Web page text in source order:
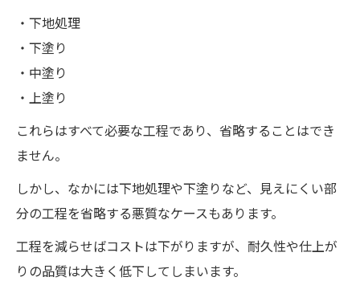
・下地処理
・下塗り
・中塗り
・上塗り
これらはすべて必要な工程であり、省略することはでき
ません。
しかし、なかには下地処理や下塗りなど、見えにくい部
分の工程を省略する悪質なケースもあります。
工程を減らせばコストは下がりますが、耐久性や仕上が
りの品質は大きく低下してしまいます。